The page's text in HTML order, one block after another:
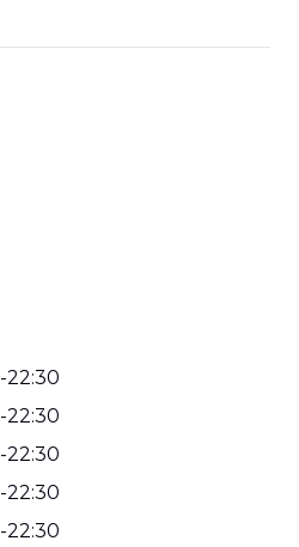
-22:30
-22:30
-22:30
-22:30
-22:30